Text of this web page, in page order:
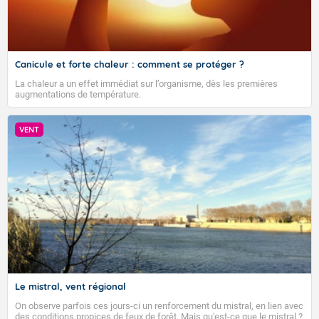
Canicule et forte chaleur : comment se protéger ?
La chaleur a un effet immédiat sur l’organisme, dès les premières
augmentations de température.
VENT
Le mistral, vent régional
On observe parfois ces jours-ci un renforcement du mistral, en lien avec
des conditions propices de feux de forêt. Mais qu'est-ce que le mistral ?